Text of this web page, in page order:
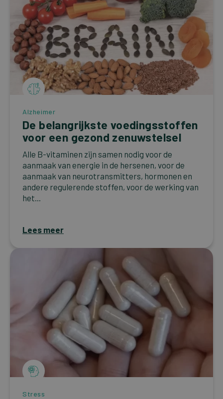
Alzheimer
De belangrijkste voedingsstoffen
voor een gezond zenuwstelsel
Alle B-vitaminen zijn samen nodig voor de
aanmaak van energie in de hersenen, voor de
aanmaak van neurotransmitters, hormonen en
andere regulerende stoffen, voor de werking van
het...
Lees meer
Stress